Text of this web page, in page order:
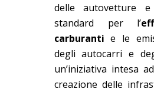
delle autovetture
standard per l’
carburanti e le
degli autocarri e
un’iniziativa intesa
creazione delle